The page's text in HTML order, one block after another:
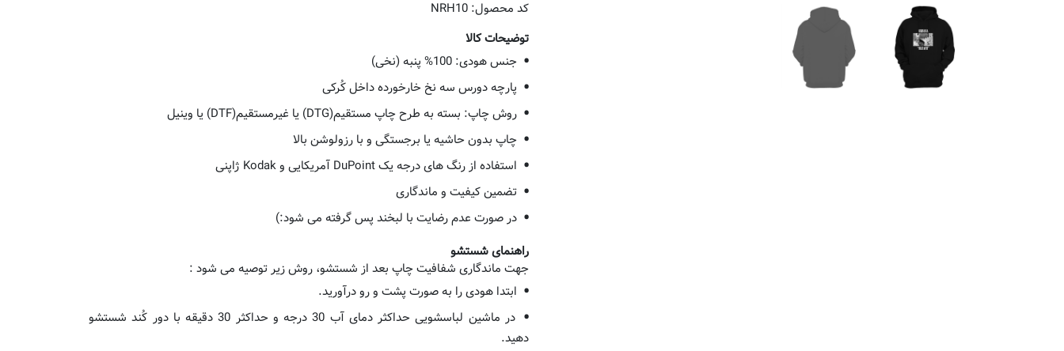
کد محصول: NRH10
توضیحات کالا
جنس هودی: 100% پنبه (نخی)
پارچه دورس سه نخ خارخورده داخل کُرکی
روش چاپ: بسته به طرح چاپ مستقیم(DTG) یا غیرمستقیم(DTF) یا وینیل
چاپ بدون حاشیه یا برجستگی و با رزولوشن بالا
استفاده از رنگ های درجه یک DuPoint آمریکایی و Kodak ژاپنی
تضمین کیفیت و ماندگاری
در صورت عدم رضایت با لبخند پس گرفته می شود:)
راهنمای شستشو
جهت ماندگاری شفافیت چاپ بعد از شستشو، روش زیر توصیه می شود :
ابتدا هودی را به صورت پشت و رو درآورید.
در ماشین لباسشویی حداکثر دمای آب 30 درجه و حداکثر 30 دقیقه با دور کُند شستشو
دهید.